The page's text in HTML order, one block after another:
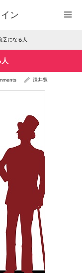
ン
乏になる人
澤井豊